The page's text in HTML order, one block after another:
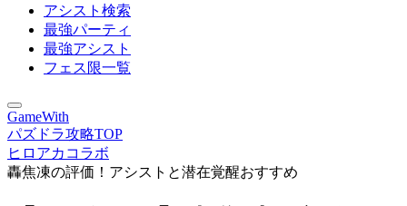
アシスト検索
最強パーティ
最強アシスト
フェス限一覧
GameWith
パズドラ攻略TOP
ヒロアカコラボ
轟焦凍の評価！アシストと潜在覚醒おすすめ